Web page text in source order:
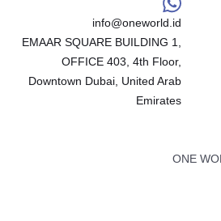
info@oneworld.id
EMAAR SQUARE BUILDING 1,
OFFICE 403, 4th Floor,
Downtown Dubai, United Arab
Emirates